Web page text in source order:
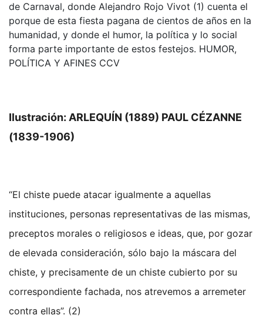
de Carnaval, donde Alejandro Rojo Vivot (1) cuenta el
porque de esta fiesta pagana de cientos de años en la
humanidad, y donde el humor, la política y lo social
forma parte importante de estos festejos. HUMOR,
POLÍTICA Y AFINES CCV
Ilustración: ARLEQUÍN (1889) PAUL CÉZANNE
(1839-1906)
“El chiste puede atacar igualmente a aquellas
instituciones, personas representativas de las mismas,
preceptos morales o religiosos e ideas, que, por gozar
de elevada consideración, sólo bajo la máscara del
chiste, y precisamente de un chiste cubierto por su
correspondiente fachada, nos atrevemos a arremeter
contra ellas”. (2)